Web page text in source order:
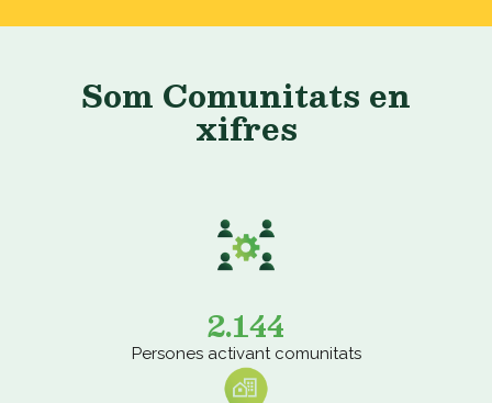
Som Comunitats en
xifres
2.144
Persones activant comunitats